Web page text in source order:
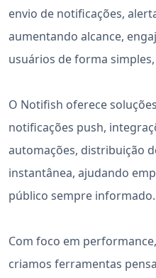
envio de notificações,
aumentando alcance,
usuários de forma
O Notifish oferece
notificações push,
automações, distribuição
instantânea, ajudando
público sempre informado.
Com foco em
criamos ferramentas